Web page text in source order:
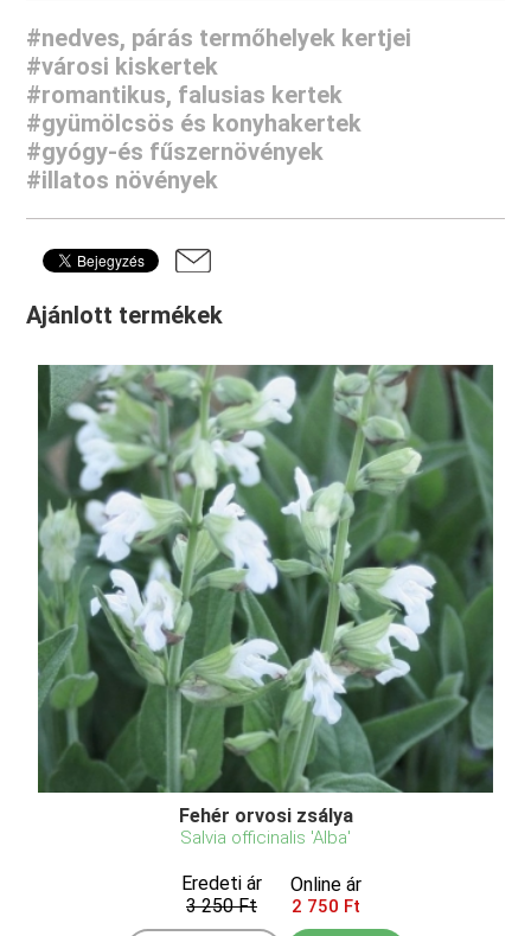
#nedves, párás termőhelyek kertjei
#városi kiskertek
#romantikus, falusias kertek
#gyümölcsös és konyhakertek
#gyógy-és fűszernövények
#illatos növények
Ajánlott termékek
Fehér orvosi zsálya
Salvia officinalis 'Alba'
Eredeti ár
3 250 Ft
Online ár
2 750 Ft